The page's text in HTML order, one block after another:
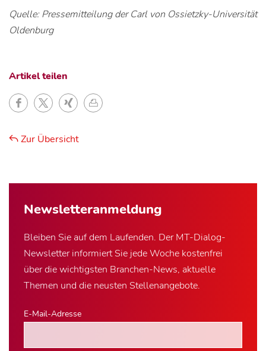
Newsletter­anmeldung
Bleiben Sie auf dem Laufenden. Der MT-Dialog-
Newsletter informiert Sie jede Woche kostenfrei
über die wichtigsten Branchen-News, aktuelle
Themen und die neusten Stellenangebote.
E-Mail-Adresse
Quelle: Pressemitteilung der Carl von Ossietzky-Universität
Oldenburg
Artikel teilen
Zur Übersicht